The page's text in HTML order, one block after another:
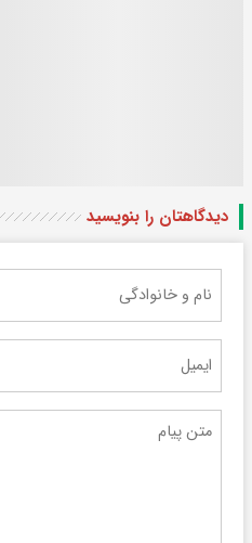
دیدگاهتان را بنویسید